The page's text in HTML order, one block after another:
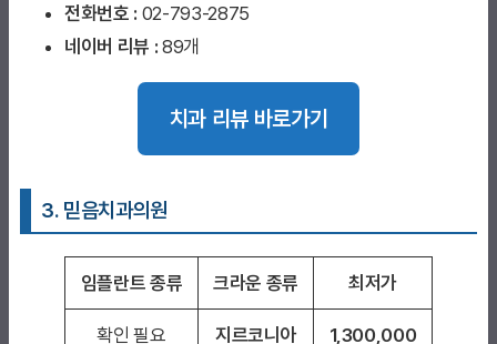
전화번호 : 02-793-2875
네이버 리뷰 : 89개
치과 리뷰 바로가기
3. 믿음치과의원
임플란트 종류 크라운 종류 최저가
확인 필요 지르코니아 1,300,000